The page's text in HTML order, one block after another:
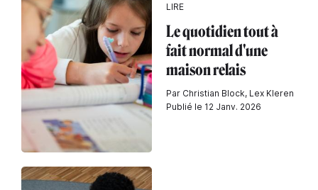
LIRE
Le quotidien tout à
fait normal d'une
maison relais
Par Christian Block, Lex Kleren
Publié le 12 Janv. 2026